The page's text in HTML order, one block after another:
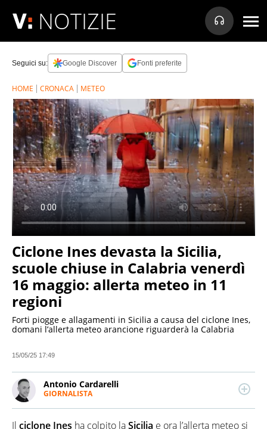
NOTIZIE
Seguici su: Google Discover Fonti preferite
HOME CRONACA METEO
Ciclone Ines devasta la Sicilia,
scuole chiuse in Calabria venerdì
16 maggio: allerta meteo in 11
regioni
Forti piogge e allagamenti in Sicilia a causa del ciclone Ines,
domani l’allerta meteo arancione riguarderà la Calabria
15/05/25 17:49
Antonio Cardarelli
GIORNALISTA
giornalista professionista dal 2007. Ha lavorato come
Il ciclone Ines ha colpito laSicilia e ora l’allerta meteo si